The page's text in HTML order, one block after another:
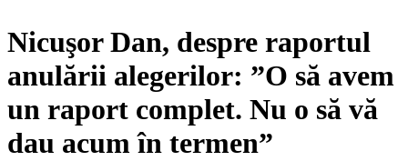
Nicuşor Dan, despre raportul
anulării alegerilor: ”O să avem
un raport complet. Nu o să vă
dau acum în termen”